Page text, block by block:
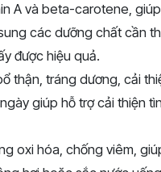
A và beta-carotene,
các dưỡng chất cần
được hiệu quả.
thận, tráng dương, cải
giúp hỗ trợ cải thiện
oxi hóa, chống viêm,